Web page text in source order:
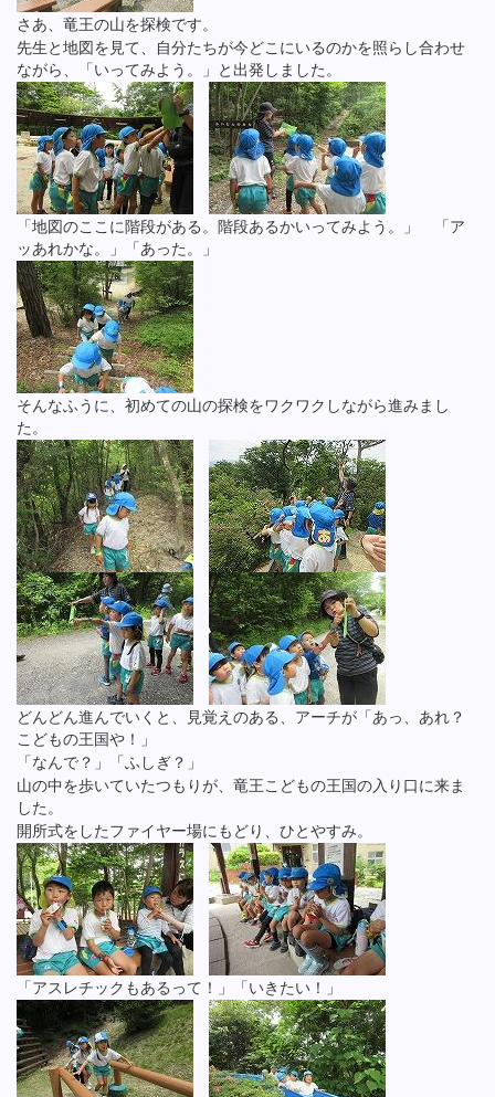
さあ、竜王の山を探検です。
先生と地図を見て、自分たちが今どこにいるのかを照らし合わせ
ながら、「いってみよう。」と出発しました。
「地図のここに階段がある。階段あるかいってみよう。」 「ア
ッあれかな。」「あった。」
そんなふうに、初めての山の探検をワクワクしながら進みまし
た。
どんどん進んでいくと、見覚えのある、アーチが「あっ、あれ？
こどもの王国や！」
「なんで？」「ふしぎ？」
山の中を歩いていたつもりが、竜王こどもの王国の入り口に来ま
した。
開所式をしたファイヤー場にもどり、ひとやすみ。
「アスレチックもあるって！」「いきたい！」